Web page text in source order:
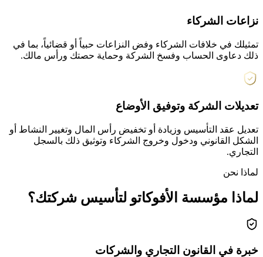
نزاعات الشركاء
تمثيلك في خلافات الشركاء وفض النزاعات حبياً أو قضائياً، بما في
ذلك دعاوى الحساب وفسخ الشركة وحماية حصتك ورأس مالك.
تعديلات الشركة وتوفيق الأوضاع
تعديل عقد التأسيس وزيادة أو تخفيض رأس المال وتغيير النشاط أو
الشكل القانوني ودخول وخروج الشركاء وتوثيق ذلك بالسجل
التجاري.
لماذا نحن
لماذا مؤسسة الأفوكاتو لتأسيس شركتك؟
خبرة في القانون التجاري والشركات